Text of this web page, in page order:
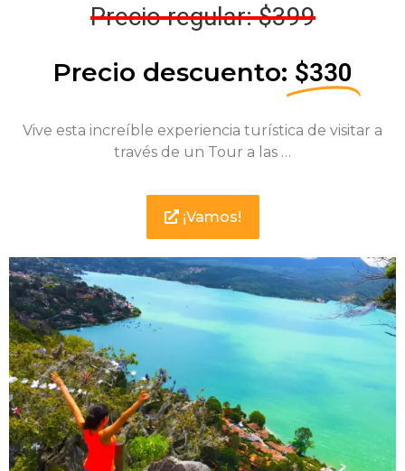
Precio regular: $399
Precio descuento: $330
Vive esta increíble experiencia turística de visitar a
través de un Tour a las …
¡Vamos!